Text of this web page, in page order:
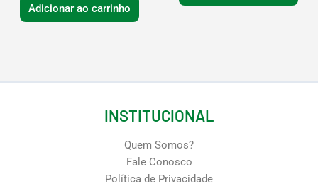
Adicionar ao carrinho
INSTITUCIONAL
Quem Somos?
Fale Conosco
Política de Privacidade